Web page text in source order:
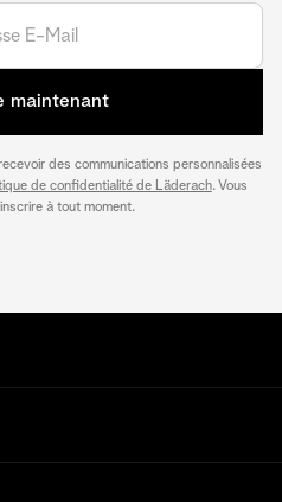
maintenant
des communications personnalisées
de confidentialité de Läderach. Vous
à tout moment.